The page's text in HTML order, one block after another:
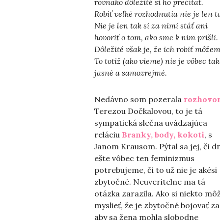
Robiť veľké rozhodnutia nie je len
Nie je len tak si za nimi stáť ani
hovoriť o tom, ako sme k nim prišli.
Dôležité však je, že ich robiť
To totiž (ako vieme) nie je vôbec
jasné a samozrejmé.
Nedávno som pozerala
Terezou Dočkalovou, to je tá
sympatická slečna uvádzajúca
reláciu Branky, body, kokoti, s
Janom Krausom. Pýtal sa jej, či
ešte vôbec ten feminizmus
potrebujeme, či to už nie je akési
zbytočné. Neuveritelne ma tá
otázka zarazila. Ako si niekto
myslieť, že je zbytočné bojovať
aby sa žena mohla slobodne